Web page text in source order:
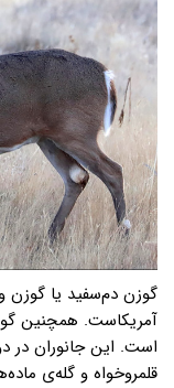
گوزن دم‌سفید یا گوزن
آمریکاست. همچنین
است. این جانوران در
قلمروخواه و گله‌ی